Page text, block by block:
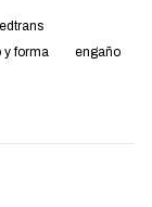
y forma
engaño